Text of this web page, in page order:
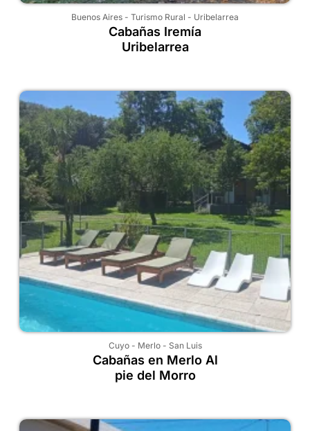
Buenos Aires - Turismo Rural - Uribelarrea
Cabañas Iremía
Uribelarrea
Cuyo- Merlo- San Luis
Cabañas en Merlo Al
pie del Morro